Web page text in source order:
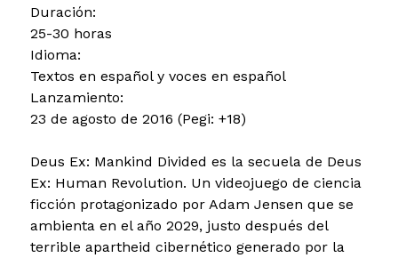
Duración:
25-30 horas
Idioma:
Textos en español y voces en español
Lanzamiento:
23 de agosto de 2016 (Pegi: +18)
Deus Ex: Mankind Divided es la secuela de Deus
Ex: Human Revolution. Un videojuego de ciencia
ficción protagonizado por Adam Jensen que se
ambienta en el año 2029, justo después del
terrible apartheid cibernético generado por la